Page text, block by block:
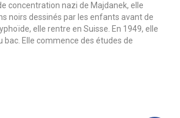
concentration nazi de Majdanek, elle
noirs dessinés par les enfants avant de
elle rentre en Suisse. En 1949, elle
bac. Elle commence des études de